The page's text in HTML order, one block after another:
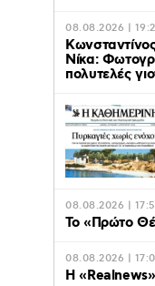
08.08.2026 |
Νίκα:
πολυτελές
08.08.2026 |
Το «Πρώτο
08.08.2026 |
Η